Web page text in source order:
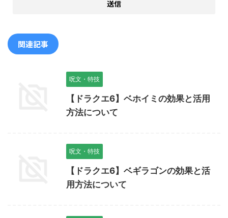
関連記事
呪文・特技
【ドラクエ6】ベホイミの効果と活用
方法について
呪文・特技
【ドラクエ6】ベギラゴンの効果と活
用方法について